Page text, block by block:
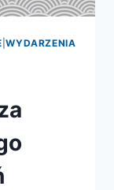
|WYDARZENIA